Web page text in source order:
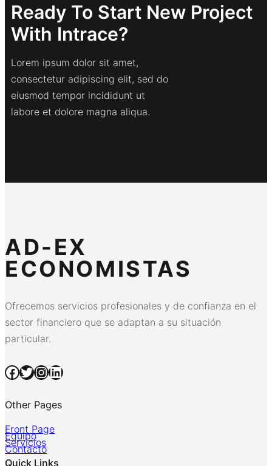
Ready To Start New Project
With Intrace?
Lorem ipsum dolor sit amet,
consectetur adipiscing elit, sed do
eiusmod tempor incididunt ut
labore et dolore magna aliqua.
AD-EX
ECONOMISTAS
Ofrecemos servicios profesionales y de confianza en el
sector financiero que se adaptan a su situación
particular.
Facebook Twitter InstagramLinkedIn
Other Pages
Front Page
Equipo
Servicios
Contacto
Quick Links